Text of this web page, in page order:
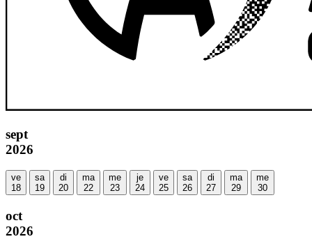
sept
2026
ve
18
sa
19
di
20
ma
22
me
23
je
24
ve
25
sa
26
di
27
ma
29
me
30
oct
2026